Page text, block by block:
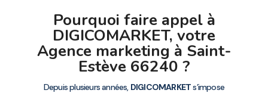
Pourquoi faire appel à
DIGICOMARKET, votre
Agence marketing à Saint-
Estève 66240 ?
Depuis plusieurs années, DIGICOMARKETs’impose